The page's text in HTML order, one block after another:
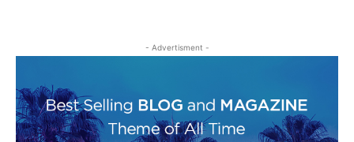
- Advertisment -